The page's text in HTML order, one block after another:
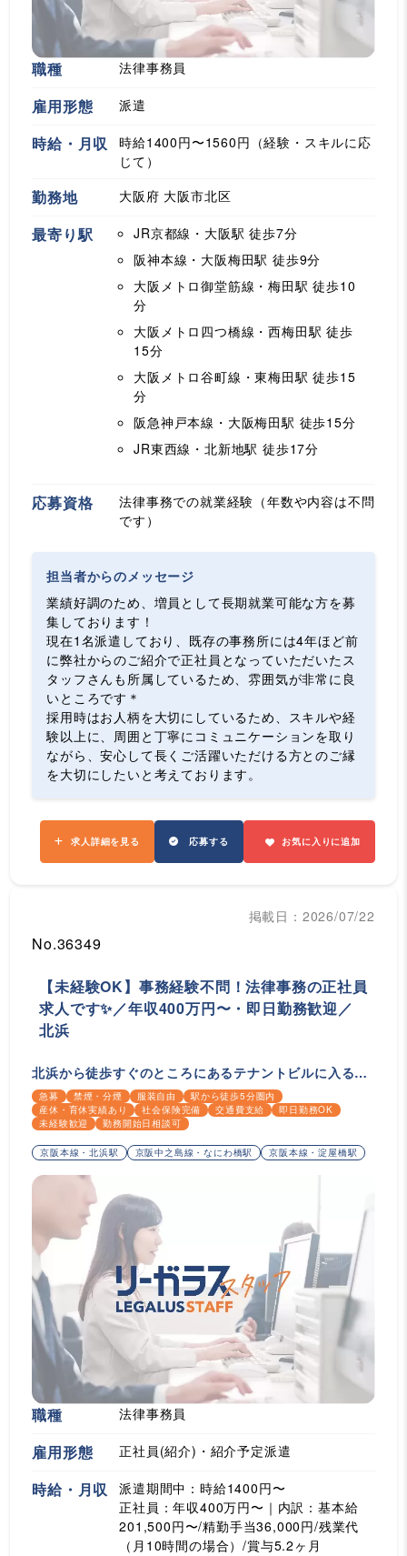
職種 法律事務員
雇用形態 派遣
時給・月収
時給1400円〜1560円（経験・スキルに応
じて）
勤務地 大阪府 大阪市北区
最寄り駅 JR京都線・大阪駅 徒歩7分
阪神本線・大阪梅田駅 徒歩9分
大阪メトロ御堂筋線・梅田駅 徒歩10
分
大阪メトロ四つ橋線・西梅田駅 徒歩
15分
大阪メトロ谷町線・東梅田駅 徒歩15
分
阪急神戸本線・大阪梅田駅 徒歩15分
JR東西線・北新地駅 徒歩17分
応募資格
法律事務での就業経験（年数や内容は不問
です）
担当者からのメッセージ
業績好調のため、増員として長期就業可能な方を募
集しております！
現在1名派遣しており、既存の事務所には4年ほど前
に弊社からのご紹介で正社員となっていただいたス
タッフさんも所属しているため、雰囲気が非常に良
いところです＊
採用時はお人柄を大切にしているため、スキルや経
験以上に、周囲と丁寧にコミュニケーションを取り
ながら、安心して長くご活躍いただける方とのご縁
を大切にしたいと考えております。
求人詳細を見る 応募する お気に入りに追加
掲載日：2026/07/22
No.36349
【未経験OK】事務経験不問！法律事務の正社員
求人です✨／年収400万円〜・即日勤務歓迎／
北浜
北浜から徒歩すぐのところにあるテナントビルに入る法
律事務所です✨
急募 禁煙・分煙 服装自由
駅から徒歩5分圏内
産休・育休実績あり
社会保険完備 交通費支給
即日勤務OK
未経験歓迎
勤務開始日相談可
京阪本線・北浜駅 京阪中之島線・なにわ橋駅 京阪本線・淀屋橋駅
職種 法律事務員
雇用形態 正社員(紹介)・紹介予定派遣
時給・月収
派遣期間中：時給1400円〜
正社員：年収400万円〜｜内訳：基本給
201,500円〜/精勤手当36,000円/残業代
（月10時間の場合）/賞与5.2ヶ月